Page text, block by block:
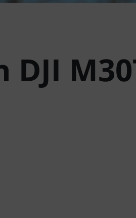
DJI